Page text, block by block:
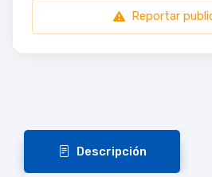
Reportar
Descripción